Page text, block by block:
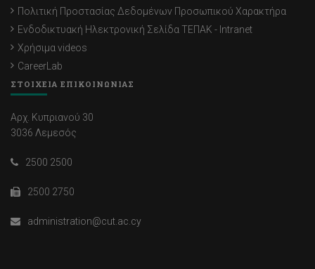
Πολιτική Προστασίας Δεδομένων Προσωπικού Χαρακτήρα
Ενδοδικτυακή Ηλεκτρονική Σελίδα ΤΕΠΑΚ - Intranet
Χρήσιμα videos
CareerLab
ΣΤΟΙΧΕΙΑ ΕΠΙΚΟΙΝΩΝΙΑΣ
Αρχ. Κυπριανού 30
3036 Λεμεσός
2500 2500
2500 2750
administration@cut.ac.cy